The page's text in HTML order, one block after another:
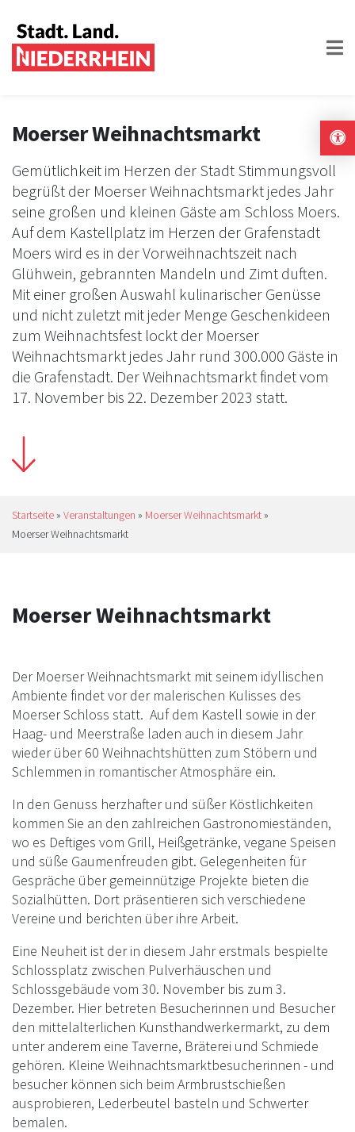
Moerser Weihnachtsmarkt
Gemütlichkeit im Herzen der Stadt Stimmungsvoll
begrüßt der Moerser Weihnachtsmarkt jedes Jahr
seine großen und kleinen Gäste am Schloss Moers.
Auf dem Kastellplatz im Herzen der Grafenstadt
Moers wird es in der Vorweihnachtszeit nach
Glühwein, gebrannten Mandeln und Zimt duften.
Mit einer großen Auswahl kulinarischer Genüsse
und nicht zuletzt mit jeder Menge Geschenkideen
zum Weihnachtsfest lockt der Moerser
Weihnachtsmarkt jedes Jahr rund 300.000 Gäste in
die Grafenstadt. Der Weihnachtsmarkt findet vom
17. November bis 22. Dezember 2023 statt.
Startseite » Veranstaltungen » Moerser Weihnachtsmarkt »
Moerser Weihnachtsmarkt
Moerser Weihnachtsmarkt
Der Moerser Weihnachtsmarkt mit seinem idyllischen
Ambiente findet vor der malerischen Kulisses des
Moerser Schloss statt. Auf dem Kastell sowie in der
Haag- und Meerstraße laden auch in diesem Jahr
wieder über 60 Weihnachtshütten zum Stöbern und
Schlemmen in romantischer Atmosphäre ein.
In den Genuss herzhafter und süßer Köstlichkeiten
kommen Sie an den zahlreichen Gastronomieständen,
wo es Deftiges vom Grill, Heißgetränke, vegane Speisen
und süße Gaumenfreuden gibt. Gelegenheiten für
Gespräche über gemeinnützige Projekte bieten die
Sozialhütten. Dort präsentieren sich verschiedene
Vereine und berichten über ihre Arbeit.
Eine Neuheit ist der in diesem Jahr erstmals bespielte
Schlossplatz zwischen Pulverhäuschen und
Schlossgebäude vom 30. November bis zum 3.
Dezember. Hier betreten Besucherinnen und Besucher
den mittelalterlichen Kunsthandwerkermarkt, zu dem
unter anderem eine Taverne, Bräterei und Schmiede
gehören. Kleine Weihnachtsmarktbesucherinnen - und
besucher können sich beim Armbrustschießen
ausprobieren, Lederbeutel basteln und Schwerter
bemalen.